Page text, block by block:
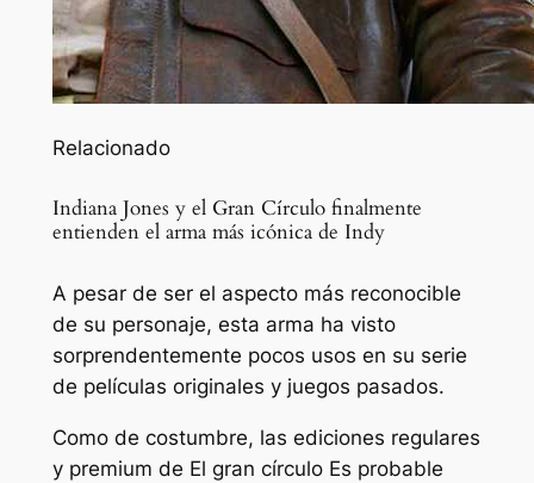
Relacionado
Indiana Jones y el Gran Círculo finalmente
entienden el arma más icónica de Indy
A pesar de ser el aspecto más reconocible
de su personaje, esta arma ha visto
sorprendentemente pocos usos en su serie
de películas originales y juegos pasados.
Como de costumbre, las ediciones regulares
y premium de El gran círculoEs probable